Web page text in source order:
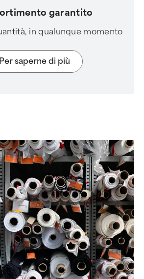
garantito
in qualunque momento
Per saperne di più